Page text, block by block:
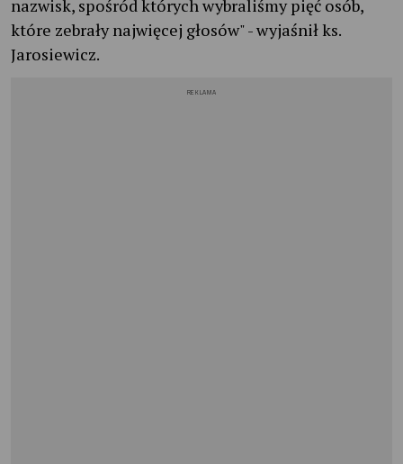
nazwisk, spośród których wybraliśmy pięć osób,
które zebrały najwięcej głosów" - wyjaśnił ks.
Jarosiewicz.
REKLAMA